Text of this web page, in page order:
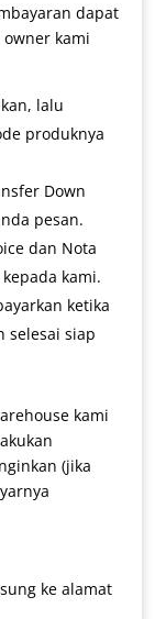
dapat
kami
lalu
produknya
Down
pesan.
dan Nota
kami.
ketika
selesai siap
kami
(jika
ke alamat